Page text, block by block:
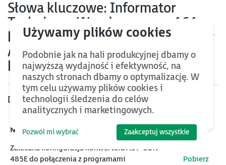
Słowa kluczowe: Informator
Techniczny Wonderware nr 161
konfiguracja połączenie konwerter
AST-CON-485E program
komunikacyjny Wonderware
Dołączone pliki
Nazwa
Akcja
Zalecana konfiguracja konwertera AST-CON-
485E do połączenia z programami
Pobierz
Podobnie jak na hali produkcyjnej dbamy o
najwyższą wydajność i efektywność, na
naszych stronach dbamy o optymalizację. W
tym celu używamy plików cookies i
technologii śledzenia do celów
analitycznych i marketingowych.
Pozwól mi wybrać Zaakceptuj wszystkie